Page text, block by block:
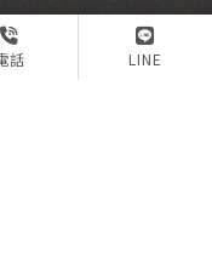
話 LINE
@ijv7028f
2255-7355